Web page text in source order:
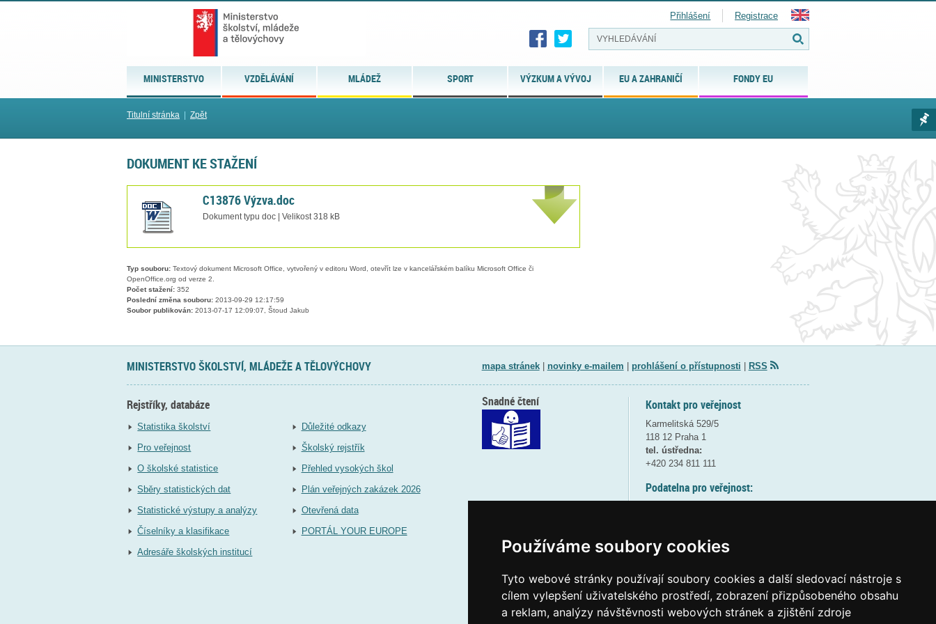
Používáme soubory cookies
Tyto webové stránky používají soubory cookies a další sledovací nástroje s
cílem vylepšení uživatelského prostředí, zobrazení přizpůsobeného obsahu
a reklam, analýzy návštěvnosti webových stránek a zjištění zdroje
MINISTERSTVO VZDĚLÁVÁNÍ MLÁDEŽ SPORT VÝZKUM A VÝVOJ EU A ZAHRANIČÍ FONDY EU
Přihlášení Registrace
Titulní stránka Zpět
DOKUMENT KE STAŽENÍ
C13876 Výzva.doc
Dokument typu doc | Velikost 318 kB
Typ souboru: Textový dokument Microsoft Office, vytvořený v editoru Word, otevřít lze v kancelářském balíku Microsoft Office či
OpenOffice.org od verze 2.
Počet stažení: 352
Poslední změna souboru: 2013-09-29 12:17:59
Soubor publikován: 2013-07-17 12:09:07, Štoud Jakub
MINISTERSTVO ŠKOLSTVÍ, MLÁDEŽE A TĚLOVÝCHOVY mapa stránek| novinky e-mailem prohlášení o přístupnosti RSS
Rejstříky, databáze
Statistika školství
Pro veřejnost
O školské statistice
Sběry statistických dat
Statistické výstupy a analýzy
Číselníky a klasifikace
Adresáře školských institucí
Důležité odkazy
Školský rejstřík
Přehled vysokých škol
Plán veřejných zakázek 2026
Otevřená data
PORTÁL YOUR EUROPE
Kontakt pro veřejnost
Karmelitská 529/5
118 12 Praha 1
tel. ústředna:
+420 234 811 111
Podatelna pro veřejnost:
(více informací
Elektronická podatelna:
posta@msmtgov cz
Snadné čtení